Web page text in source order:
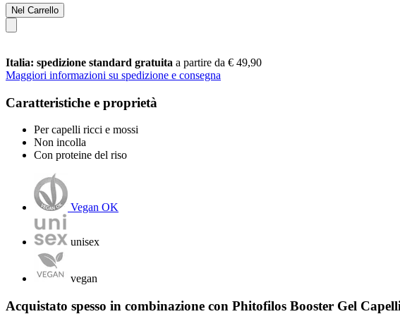
Nel Carrello
Italia: spedizione standard gratuita a partire da € 49,90
Maggiori informazioni su spedizione e consegna
Caratteristiche e proprietà
Per capelli ricci e mossi
Non incolla
Con proteine del riso
Vegan OK
unisex
vegan
Acquistato spesso in combinazione con Phitofilos Booster Gel